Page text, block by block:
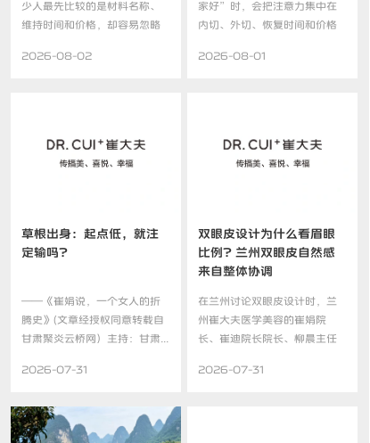
少人最先比较的是材料名称、
维持时间和价格，却容易忽略
2026-08-02
家好”时，会把注意力集中在
内切、外切、恢复时间和价格
2026-08-01
草根出身：起点低，就注
定输吗？
——《崔娟说，一个女人的折
腾史》(文章经授权同意转载自
甘肃聚炎云桥网）主持：甘肃...
2026-07-31
双眼皮设计为什么看眉眼
比例？兰州双眼皮自然感
来自整体协调
在兰州讨论双眼皮设计时，兰
州崔大夫医学美容的崔娟院
长、崔迪院长院长、柳晨主任
2026-07-31